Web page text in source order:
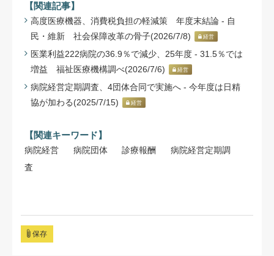
【関連記事】
高度医療機器、消費税負担の軽減策 年度末結論 - 自
民・維新 社会保障改革の骨子(2026/7/8)
経営
医業利益222病院の36.9％で減少、25年度 - 31.5％では
増益 福祉医療機構調べ(2026/7/6)
経営
病院経営定期調査、4団体合同で実施へ - 今年度は日精
協が加わる(2025/7/15)
経営
【関連キーワード】
病院経営 病院団体 診療報酬
病院経営定期調
査
保存